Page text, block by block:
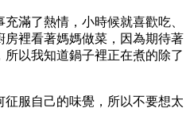
滿了熱情，小時候就喜歡吃、
裡看著媽媽做菜，因為期待著
以我知道鍋子裡正在煮的除了
服自己的味覺，所以不要想太